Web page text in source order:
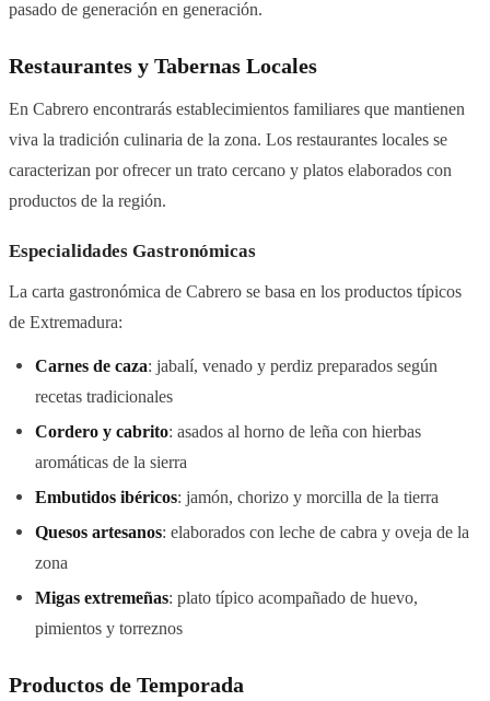
pasado de generación en generación.
Restaurantes y Tabernas Locales
En Cabrero encontrarás establecimientos familiares que mantienen
viva la tradición culinaria de la zona. Los restaurantes locales se
caracterizan por ofrecer un trato cercano y platos elaborados con
productos de la región.
Especialidades Gastronómicas
La carta gastronómica de Cabrero se basa en los productos típicos
de Extremadura:
Carnes de caza: jabalí, venado y perdiz preparados según
recetas tradicionales
Cordero y cabrito: asados al horno de leña con hierbas
aromáticas de la sierra
Embutidos ibéricos: jamón, chorizo y morcilla de la tierra
Quesos artesanos: elaborados con leche de cabra y oveja de la
zona
Migas extremeñas: plato típico acompañado de huevo,
pimientos y torreznos
Productos de Temporada